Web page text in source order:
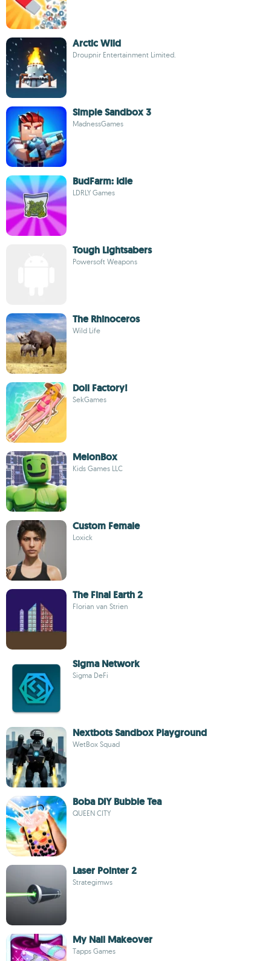
Arctic Wild
Droupnir Entertainment Limited.
Simple Sandbox 3
MadnessGames
BudFarm: Idle
LDRLY Games
Tough Lightsabers
Powersoft Weapons
The Rhinoceros
Wild Life
Doll Factory!
SekGames
MelonBox
Kids Games LLC
Custom Female
Loxick
The Final Earth 2
Florian van Strien
Sigma Network
Sigma DeFi
Nextbots Sandbox Playground
WetBox Squad
Boba DIY Bubble Tea
QUEEN CITY
Laser Pointer 2
Strategimws
My Nail Makeover
Tapps Games